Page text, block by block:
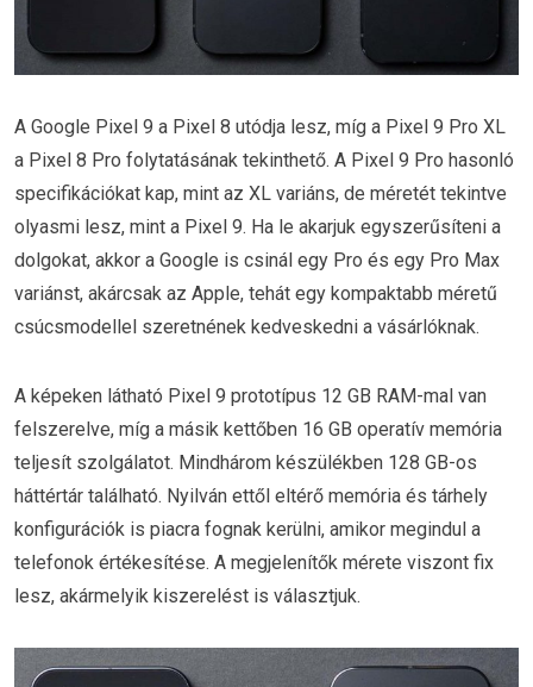
A Google Pixel 9 a Pixel 8 utódja lesz, míg a Pixel 9 Pro XL
a Pixel 8 Pro folytatásának tekinthető. A Pixel 9 Pro hasonló
specifikációkat kap, mint az XL variáns, de méretét tekintve
olyasmi lesz, mint a Pixel 9. Ha le akarjuk egyszerűsíteni a
dolgokat, akkor a Google is csinál egy Pro és egy Pro Max
variánst, akárcsak az Apple, tehát egy kompaktabb méretű
csúcsmodellel szeretnének kedveskedni a vásárlóknak.
A képeken látható Pixel 9 prototípus 12 GB RAM-mal van
felszerelve, míg a másik kettőben 16 GB operatív memória
teljesít szolgálatot. Mindhárom készülékben 128 GB-os
háttértár található. Nyilván ettől eltérő memória és tárhely
konfigurációk is piacra fognak kerülni, amikor megindul a
telefonok értékesítése. A megjelenítők mérete viszont fix
lesz, akármelyik kiszerelést is választjuk.